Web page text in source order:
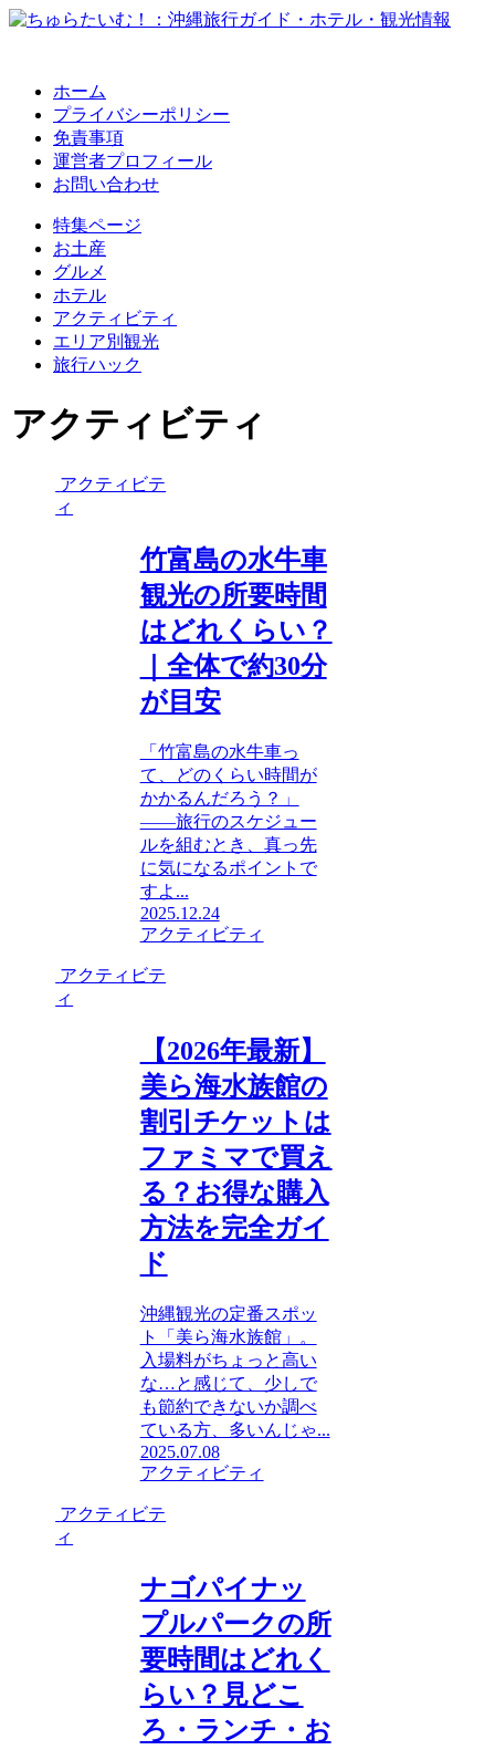
ホーム
プライバシーポリシー
免責事項
運営者プロフィール
お問い合わせ
特集ページ
お土産
グルメ
ホテル
アクティビティ
エリア別観光
旅行ハック
アクティビティ
アクティビテ
ィ
竹富島の水牛車
観光の所要時間
はどれくらい？
｜全体で約30分
が目安
「竹富島の水牛車っ
て、どのくらい時間が
かかるんだろう？」
――旅行のスケジュー
ルを組むとき、真っ先
に気になるポイントで
すよ...
2025.12.24
アクティビティ
アクティビテ
ィ
【2026年最新】
美ら海水族館の
割引チケットは
ファミマで買え
る？お得な購入
方法を完全ガイ
ド
沖縄観光の定番スポッ
ト「美ら海水族館」。
入場料がちょっと高い
な…と感じて、少しで
も節約できないか調べ
ている方、多いんじゃ...
2025.07.08
アクティビティ
アクティビテ
ィ
ナゴパイナッ
プルパークの所
要時間はどれく
らい？見どこ
ろ・ランチ・お